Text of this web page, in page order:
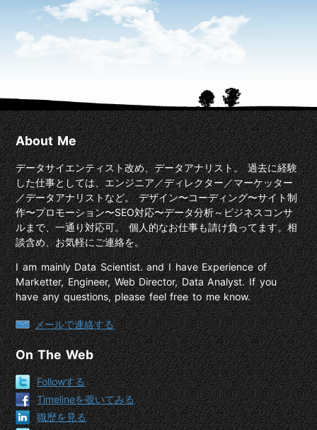
About Me
データサイエンティスト改め、データアナリスト。 過去に経験
した仕事としては、エンジニア／ディレクター／マーケッター
／データアナリストなど。 デザイン〜コーディング〜サイト制
作〜プロモーション〜SEO対応〜データ分析～ビジネスコンサ
ルまで、一通り対応可。 個人的なお仕事も請け負ってます。相
談含め、お気軽にご連絡を。
I am mainly Data Scientist. and I have Experience of
Marketter, Engineer, Web Director, Data Analyst. If you
have any questions, please feel free to me know.
メールで連絡する
On The Web
Followする
Timelineを覗いてみる
職歴を見る